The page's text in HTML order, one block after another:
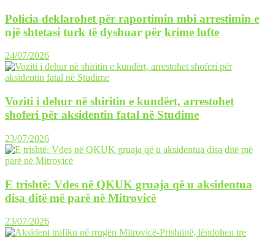
Policia deklarohet për raportimin mbi arrestimin e
një shtetasi turk të dyshuar për krime lufte
24/07/2026
Voziti i dehur në shiritin e kundërt, arrestohet
shoferi për aksidentin fatal në Studime
23/07/2026
E trishtë: Vdes në QKUK gruaja që u aksidentua
disa ditë më parë në Mitrovicë
23/07/2026